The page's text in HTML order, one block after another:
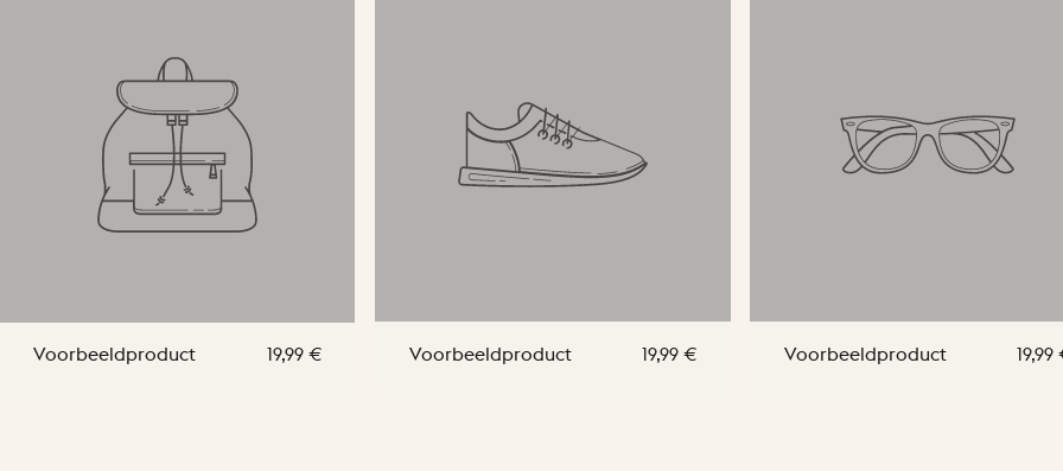
Voorbeeldproduct 19,99 € Voorbeeldproduct 19,99 € Voorbeeldproduct 19,99